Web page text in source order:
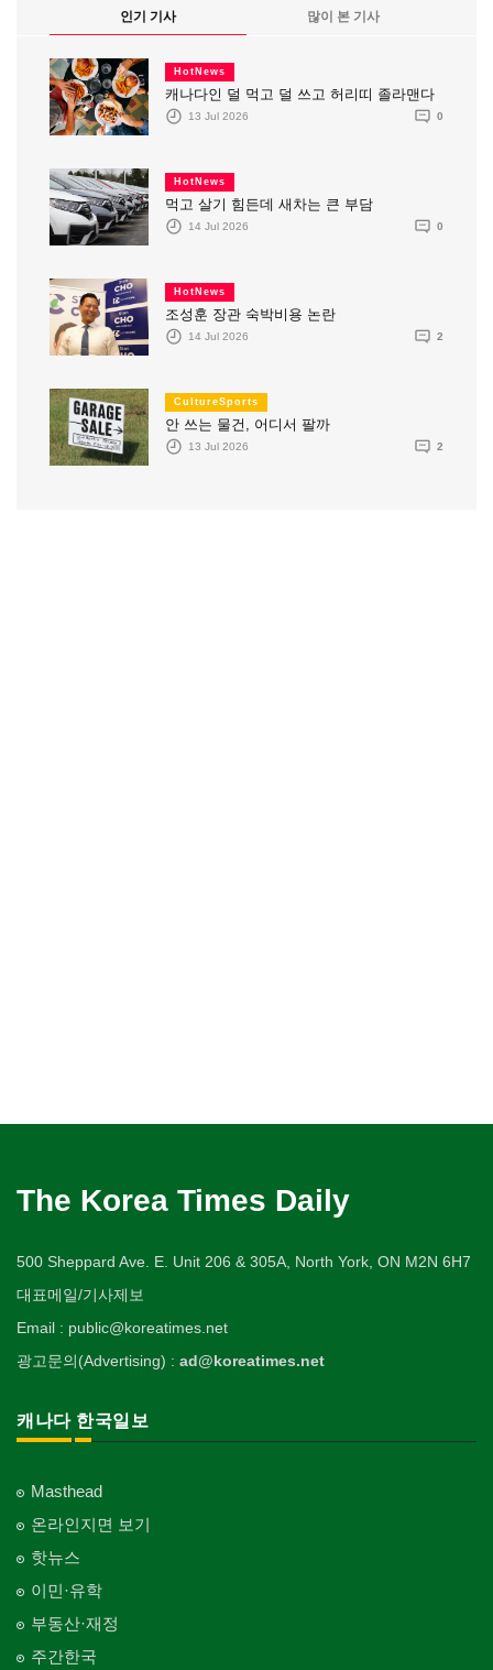
인기 기사 많이 본 기사
HotNews
캐나다인 덜 먹고 덜 쓰고 허리띠 졸라맨다
13 Jul 2026 0
HotNews
먹고 살기 힘든데 새차는 큰 부담
14 Jul 2026 0
HotNews
조성훈 장관 숙박비용 논란
14 Jul 2026 2
CultureSports
안 쓰는 물건, 어디서 팔까
13 Jul 2026 2
The Korea Times Daily
500 Sheppard Ave. E. Unit 206 & 305A, North York, ON M2N 6H7
대표메일/기사제보
Email : public@koreatimes.net
광고문의(Advertising) : ad@koreatimes.net
캐나다 한국일보
Masthead
온라인지면 보기
핫뉴스
이민·유학
부동산·재정
주간한국